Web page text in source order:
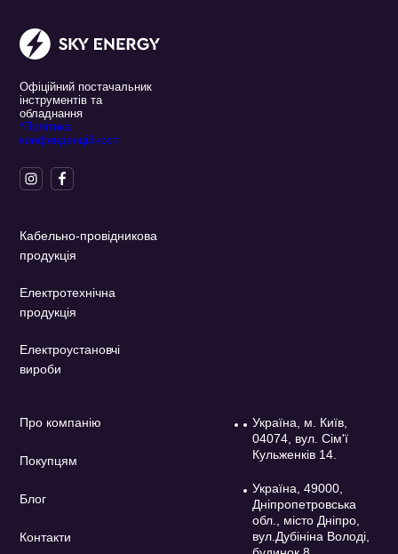
Офіційний постачальник
інструментів та
обладнання
*Політика
конфенденційності
Кабельно-провідникова
продукція
Електротехнічна
продукція
Електроустановчі
вироби
Про компанію
Покупцям
Блог
Контакти
Україна, м. Київ,
04074, вул. Сім'ї
Кульженків 14.
Україна, 49000,
Дніпропетровська
обл., місто Дніпро,
вул.Дубініна Володі,